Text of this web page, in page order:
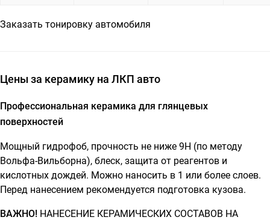
Заказать тонировку автомобиля
Цены за керамику на ЛКП авто
Профессиональная керамика для глянцевых
поверхностей
Мощный гидрофоб, прочность не ниже 9Н (по методу
Вольфа-Вильборна), блеск, защита от реагентов и
кислотных дождей. Можно наносить в 1 или более слоев.
Перед нанесением рекомендуется подготовка кузова.
ВАЖНО! НАНЕСЕНИЕ КЕРАМИЧЕСКИХ СОСТАВОВ НА